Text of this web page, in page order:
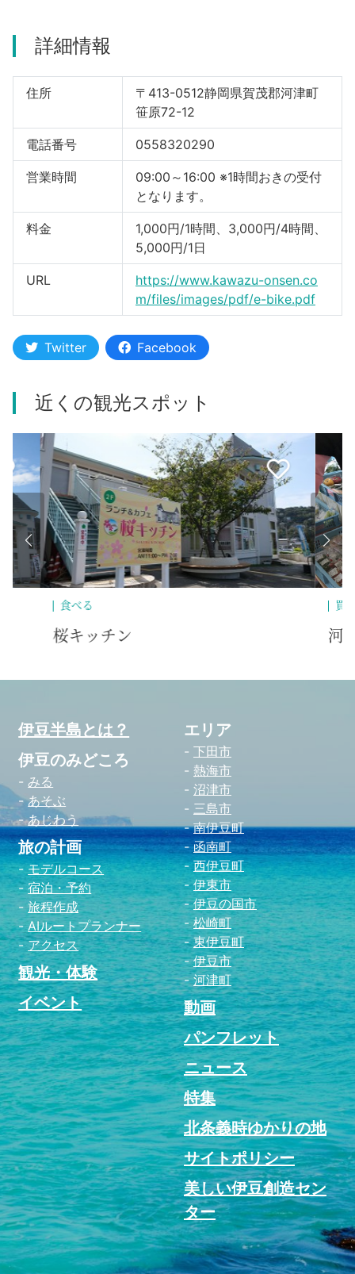
詳細情報
住所
〒413-0512静岡県賀茂郡河津町
笹原72-12
電話番号 0558320290
営業時間
09:00～16:00 ※1時間おきの受付
となります。
料金
1,000円/1時間、3,000円/4時間、
5,000円/1日
URL
https://www.kawazu-onsen.co
m/files/images/pdf/e-bike.pdf
Twitter Facebook
近くの観光スポット
買う
河津桜観光交流館 売店
食
拓
伊豆半島とは？
伊豆のみどころ
みる
あそぶ
あじわう
旅の計画
モデルコース
宿泊・予約
旅程作成
AIルートプランナー
アクセス
観光・体験
イベント
エリア
下田市
熱海市
沼津市
三島市
南伊豆町
函南町
西伊豆町
伊東市
伊豆の国市
松崎町
東伊豆町
伊豆市
河津町
動画
パンフレット
ニュース
特集
北条義時ゆかりの地
サイトポリシー
美しい伊豆創造セン
ター